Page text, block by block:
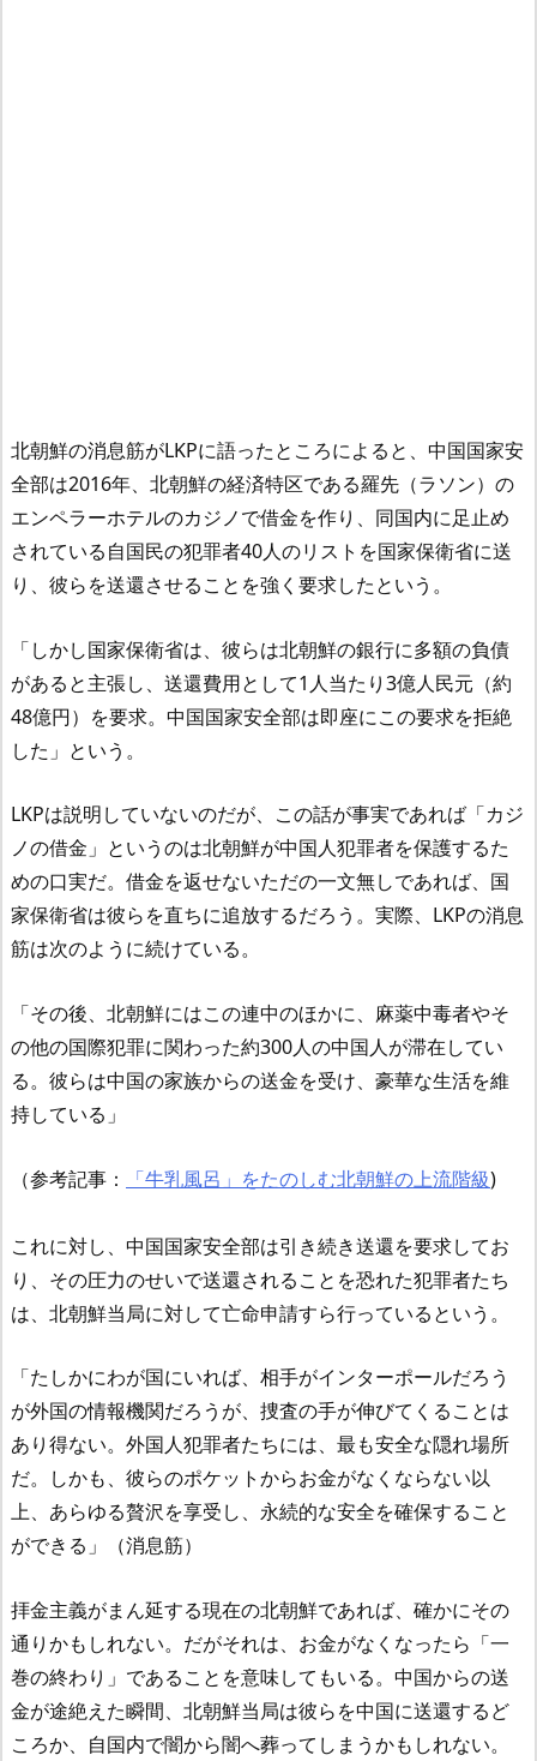
北朝鮮の消息筋がLKPに語ったところによると、中国国家安
全部は2016年、北朝鮮の経済特区である羅先（ラソン）の
エンペラーホテルのカジノで借金を作り、同国内に足止め
されている自国民の犯罪者40人のリストを国家保衛省に送
り、彼らを送還させることを強く要求したという。
「しかし国家保衛省は、彼らは北朝鮮の銀行に多額の負債
があると主張し、送還費用として1人当たり3億人民元（約
48億円）を要求。中国国家安全部は即座にこの要求を拒絶
した」という。
LKPは説明していないのだが、この話が事実であれば「カジ
ノの借金」というのは北朝鮮が中国人犯罪者を保護するた
めの口実だ。借金を返せないただの一文無しであれば、国
家保衛省は彼らを直ちに追放するだろう。実際、LKPの消息
筋は次のように続けている。
「その後、北朝鮮にはこの連中のほかに、麻薬中毒者やそ
の他の国際犯罪に関わった約300人の中国人が滞在してい
る。彼らは中国の家族からの送金を受け、豪華な生活を維
持している」
（参考記事： 「牛乳風呂」をたのしむ北朝鮮の上流階級)
これに対し、中国国家安全部は引き続き送還を要求してお
り、その圧力のせいで送還されることを恐れた犯罪者たち
は、北朝鮮当局に対して亡命申請すら行っているという。
「たしかにわが国にいれば、相手がインターポールだろう
が外国の情報機関だろうが、捜査の手が伸びてくることは
あり得ない。外国人犯罪者たちには、最も安全な隠れ場所
だ。しかも、彼らのポケットからお金がなくならない以
上、あらゆる贅沢を享受し、永続的な安全を確保すること
ができる」（消息筋）
拝金主義がまん延する現在の北朝鮮であれば、確かにその
通りかもしれない。だがそれは、お金がなくなったら「一
巻の終わり」であることを意味してもいる。中国からの送
金が途絶えた瞬間、北朝鮮当局は彼らを中国に送還するど
ころか、自国内で闇から闇へ葬ってしまうかもしれない。